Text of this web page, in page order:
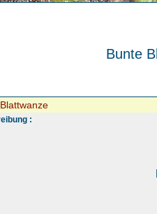
Bunte
: